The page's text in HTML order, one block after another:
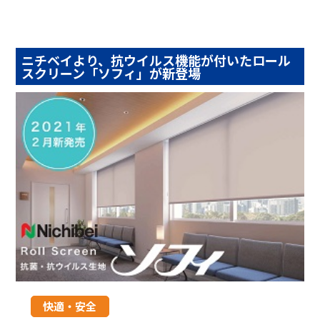
ニチベイより、抗ウイルス機能が付いたロール
スクリーン「ソフィ」が新登場
快適・安全